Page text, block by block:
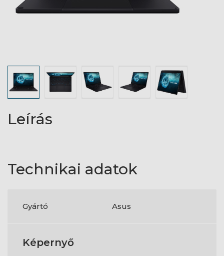
Leírás
Technikai adatok
Gyártó Asus
Képernyő